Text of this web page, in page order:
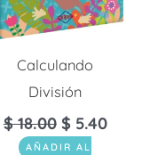
Calculando
División
$18.00 $ 5.40
AÑADIR AL